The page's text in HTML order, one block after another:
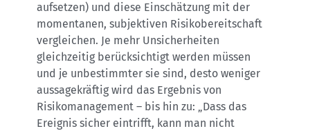
aufsetzen) und diese Einschätzung mit der
momentanen, subjektiven Risikobereitschaft
vergleichen. Je mehr Unsicherheiten
gleichzeitig berücksichtigt werden müssen
und je unbestimmter sie sind, desto weniger
aussagekräftig wird das Ergebnis von
Risikomanagement – bis hin zu: „Dass das
Ereignis sicher eintrifft, kann man nicht